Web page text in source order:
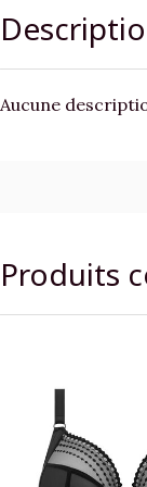
Aucune
Produits